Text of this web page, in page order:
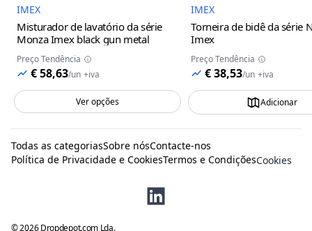
IMEX
Misturador de lavatório da série
Monza Imex black gun metal
Preço Tendência
€ 58,63/un +iva
Ver opções
IMEX
Torneira de bidê da série
Imex
Preço Tendência
€ 38,53/un +iva
Adicionar
©2026 Dropdepot.com Lda.
Todas as categoriasSobre nósContacte-nos
Política de Privacidade e CookiesTermos e CondiçõesCookies